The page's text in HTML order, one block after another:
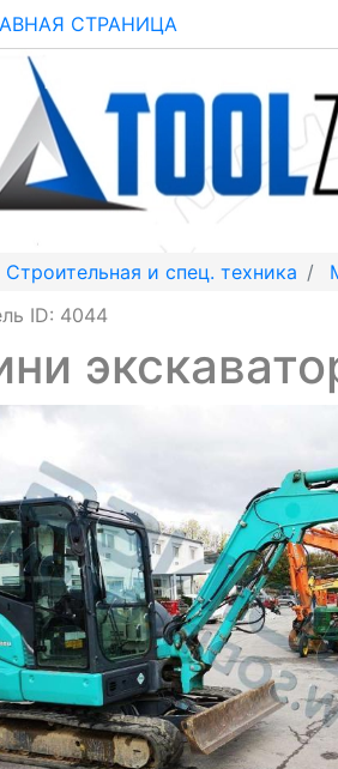
СТРАНИЦА
Строительная и спец. техника
ID: 4044